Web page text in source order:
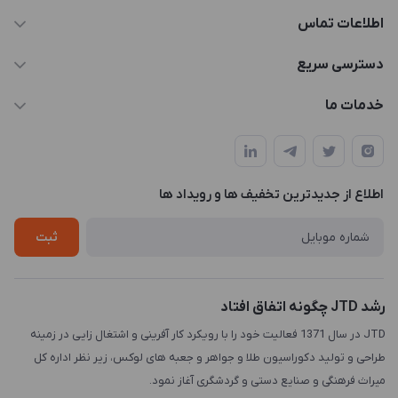
اطلاعات تماس
021-88846810-1
طبقه3
دسترسی سریع
حساب کاربری
لیست محصولات
درباره ما
خدمات ما
چاپ و حکاکی
طراحی سه بعدی
اطلاع از جدیدترین تخفیف ها و رویداد ها
ثبت
رشد JTD چگونه اتفاق افتاد
JTD در سال 1371 فعالیت خود را با رویکرد کار آفرینی و اشتغال زایی در زمینه
طراحی و تولید دکوراسیون طلا و جواهر و جعبه های لوکس، زیر نظر اداره کل
میراث فرهنگی و صنایع دستی و گردشگری آغاز نمود.